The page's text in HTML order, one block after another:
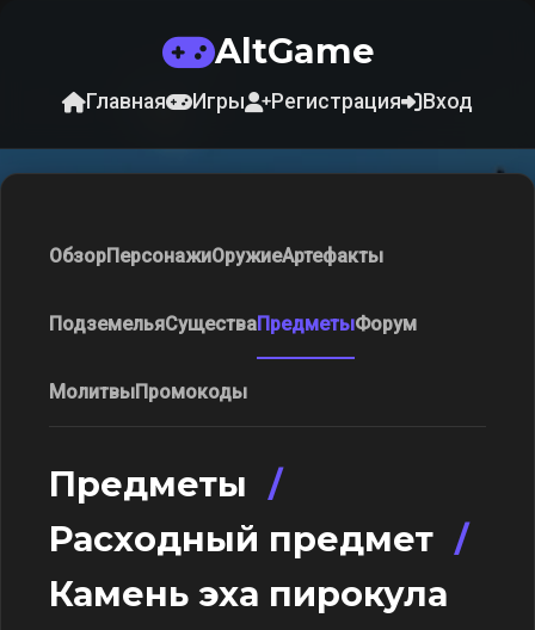
AltGame
Главная Игры Регистрация Вход
ОбзорПерсонажиОружиеАртефакты
ПодземельяСуществаПредметыФорум
МолитвыПромокоды
Предметы /
Расходный предмет /
Камень эха пирокула